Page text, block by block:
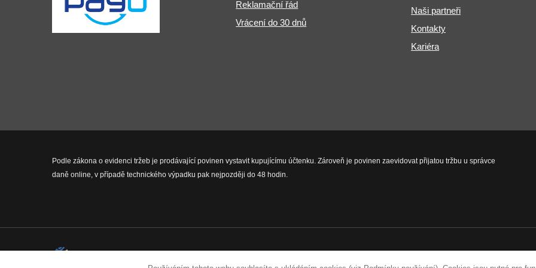
Reklamační řád
Vrácení do 30 dnů
Naši partneři
Kontakty
Kariéra
Podle zákona o evidenci tržeb je prodávající povinen vystavit kupujícímu účtenku. Zároveň je povinen zaevidovat přijatou tržbu u správce
daně online, v případě technického výpadku pak nejpozději do 48 hodin.